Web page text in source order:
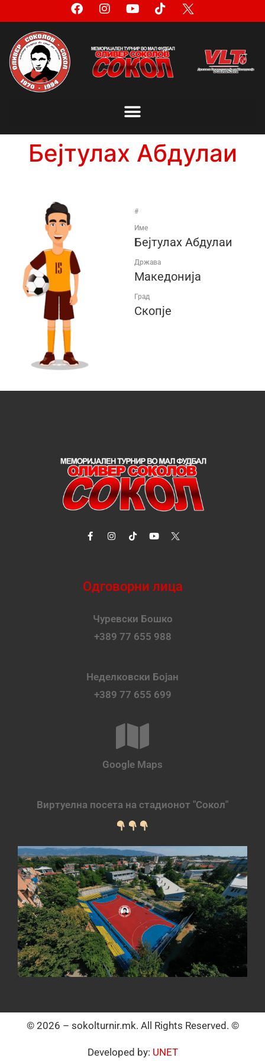
Бејтулах Абдулаи
#
Име
Бејтулах Абдулаи
Држава
Македонија
Град
Скопје
Одговорни лица
Чуревски Бошко
+389 77 655 988
Неделковски Бојан
+389 77 655 699
Google Maps
Виртуелна посета на стадионот "Сокол"
© 2026 – sokolturnir.mk. All Rights Reserved. ©
Developed by: UNET